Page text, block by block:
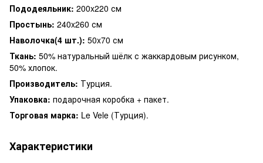
Пододеяльник: 200x220 см
Простынь: 240x260 см
Наволочка(4 шт.): 50x70 см
Ткань: 50% натуральный шёлк с жаккардовым рисунком,
50% хлопок.
Производитель: Турция.
Упаковка: подарочная коробка + пакет.
Торговая марка: Le Vele (Турция).
Характеристики